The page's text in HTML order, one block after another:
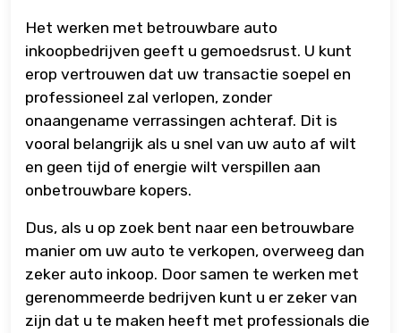
Het werken met betrouwbare auto
inkoopbedrijven geeft u gemoedsrust. U kunt
erop vertrouwen dat uw transactie soepel en
professioneel zal verlopen, zonder
onaangename verrassingen achteraf. Dit is
vooral belangrijk als u snel van uw auto af wilt
en geen tijd of energie wilt verspillen aan
onbetrouwbare kopers.
Dus, als u op zoek bent naar een betrouwbare
manier om uw auto te verkopen, overweeg dan
zeker auto inkoop. Door samen te werken met
gerenommeerde bedrijven kunt u er zeker van
zijn dat u te maken heeft met professionals die